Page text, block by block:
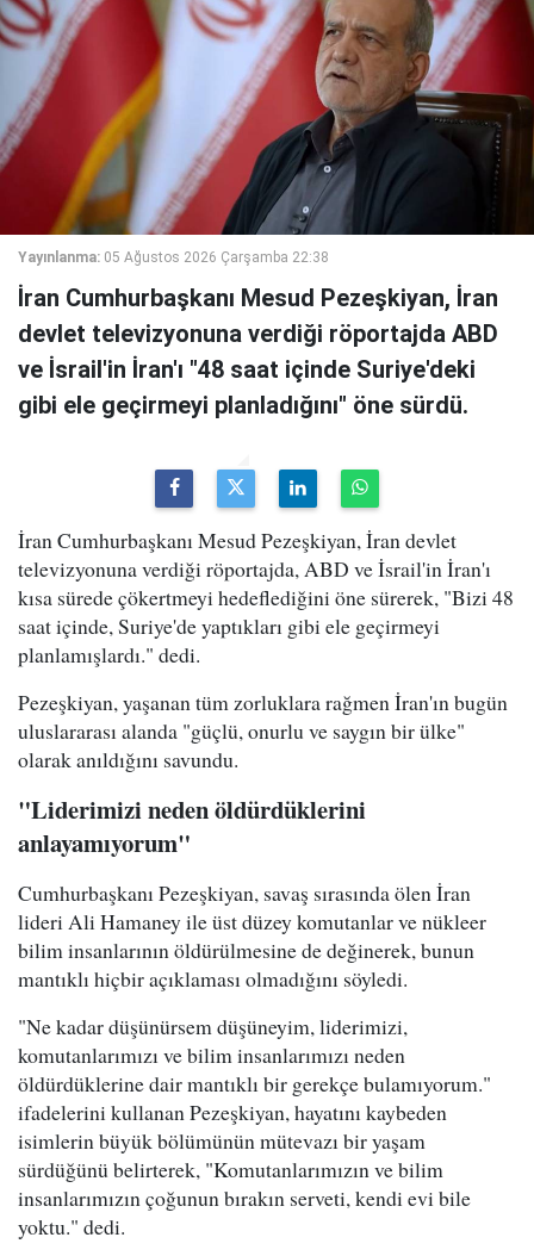
Yayınlanma: 05 Ağustos 2026 Çarşamba 22:38
İran Cumhurbaşkanı Mesud Pezeşkiyan, İran
devlet televizyonuna verdiği röportajda ABD
ve İsrail'in İran'ı "48 saat içinde Suriye'deki
gibi ele geçirmeyi planladığını" öne sürdü.
İran Cumhurbaşkanı Mesud Pezeşkiyan, İran devlet
televizyonuna verdiği röportajda, ABD ve İsrail'in İran'ı
kısa sürede çökertmeyi hedeflediğini öne sürerek, "Bizi 48
saat içinde, Suriye'de yaptıkları gibi ele geçirmeyi
planlamışlardı." dedi.
Pezeşkiyan, yaşanan tüm zorluklara rağmen İran'ın bugün
uluslararası alanda "güçlü, onurlu ve saygın bir ülke"
olarak anıldığını savundu.
"Liderimizi neden öldürdüklerini
anlayamıyorum"
Cumhurbaşkanı Pezeşkiyan, savaş sırasında ölen İran
lideri Ali Hamaney ile üst düzey komutanlar ve nükleer
bilim insanlarının öldürülmesine de değinerek, bunun
mantıklı hiçbir açıklaması olmadığını söyledi.
"Ne kadar düşünürsem düşüneyim, liderimizi,
komutanlarımızı ve bilim insanlarımızı neden
öldürdüklerine dair mantıklı bir gerekçe bulamıyorum."
ifadelerini kullanan Pezeşkiyan, hayatını kaybeden
isimlerin büyük bölümünün mütevazı bir yaşam
sürdüğünü belirterek, "Komutanlarımızın ve bilim
insanlarımızın çoğunun bırakın serveti, kendi evi bile
yoktu." dedi.